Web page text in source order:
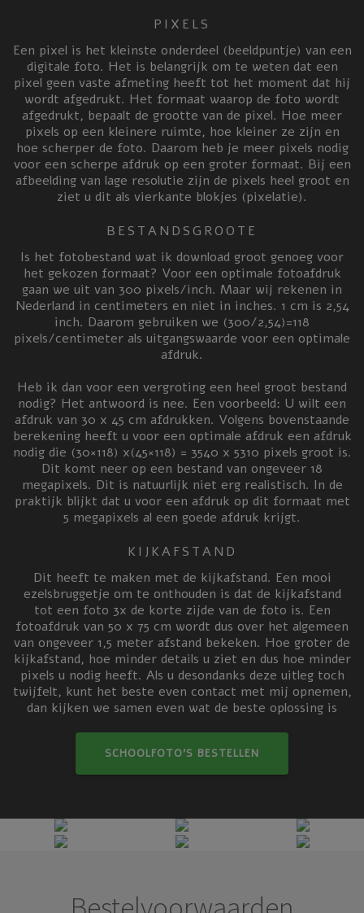
PIXELS
Een pixel is het kleinste onderdeel (beeldpuntje) van een
digitale foto. Het is belangrijk om te weten dat een
pixel geen vaste afmeting heeft tot het moment dat hij
wordt afgedrukt. Het formaat waarop de foto wordt
afgedrukt, bepaalt de grootte van de pixel. Hoe meer
pixels op een kleinere ruimte, hoe kleiner ze zijn en
hoe scherper de foto. Daarom heb je meer pixels nodig
voor een scherpe afdruk op een groter formaat. Bij een
afbeelding van lage resolutie zijn de pixels heel groot en
ziet u dit als vierkante blokjes (pixelatie).
BESTANDSGROOTE
Is het fotobestand wat ik download groot genoeg voor
het gekozen formaat? Voor een optimale fotoafdruk
gaan we uit van 300 pixels/inch. Maar wij rekenen in
Nederland in centimeters en niet in inches. 1 cm is 2,54
inch. Daarom gebruiken we (300/2,54)=118
pixels/centimeter als uitgangswaarde voor een optimale
afdruk.
Heb ik dan voor een vergroting een heel groot bestand
nodig? Het antwoord is nee. Een voorbeeld: U wilt een
afdruk van 30 x 45 cm afdrukken. Volgens bovenstaande
berekening heeft u voor een optimale afdruk een afdruk
nodig die (30×118) x(45×118) = 3540 x 5310 pixels groot is.
Dit komt neer op een bestand van ongeveer 18
megapixels. Dit is natuurlijk niet erg realistisch. In de
praktijk blijkt dat u voor een afdruk op dit formaat met
5 megapixels al een goede afdruk krijgt.
KIJKAFSTAND
Dit heeft te maken met de kijkafstand. Een mooi
ezelsbruggetje om te onthouden is dat de kijkafstand
tot een foto 3x de korte zijde van de foto is. Een
fotoafdruk van 50 x 75 cm wordt dus over het algemeen
van ongeveer 1,5 meter afstand bekeken. Hoe groter de
kijkafstand, hoe minder details u ziet en dus hoe minder
pixels u nodig heeft. Als u desondanks deze uitleg toch
twijfelt, kunt het beste even contact met mij opnemen,
dan kijken we samen even wat de beste oplossing is
SCHOOLFOTO’S BESTELLEN